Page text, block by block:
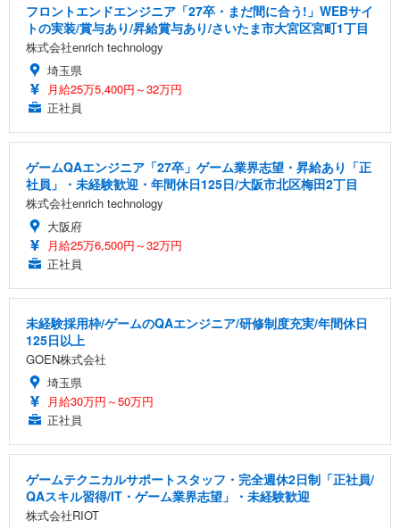
フロントエンドエンジニア「27卒・まだ間に合う!」WEBサイ
トの実装/賞与あり/昇給賞与あり/さいたま市大宮区宮町1丁目
株式会社enrich technology
埼玉県
月給25万5,400円～32万円
正社員
ゲームQAエンジニア「27卒」ゲーム業界志望・昇給あり「正
社員」・未経験歓迎・年間休日125日/大阪市北区梅田2丁目
株式会社enrich technology
大阪府
月給25万6,500円～32万円
正社員
未経験採用枠/ゲームのQAエンジニア/研修制度充実/年間休日
125日以上
GOEN株式会社
埼玉県
月給30万円～50万円
正社員
ゲームテクニカルサポートスタッフ・完全週休2日制「正社員/
QAスキル習得/IT・ゲーム業界志望」・未経験歓迎
株式会社RIOT